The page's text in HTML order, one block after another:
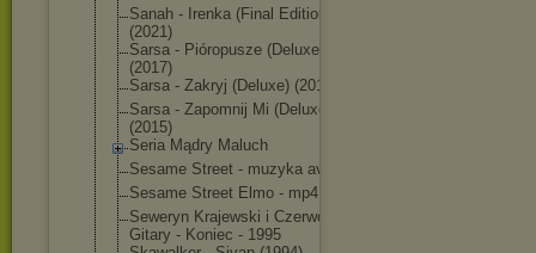
Sanah - Irenka (Final Edition)
(2021)
Sarsa - Pióropusze (Deluxe)
(2017)
Sarsa - Zakryj (Deluxe) (2019)
Sarsa - Zapomnij Mi (Deluxe)
(2015)
Seria Mądry Maluch
Sesame Street - muzyka avi
Sesame Street Elmo - mp4
Seweryn Krajewski i Czerwone
Gitary - Koniec - 1995